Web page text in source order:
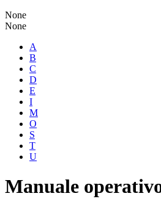
None
None
A
B
C
D
E
I
M
O
S
T
U
Manuale